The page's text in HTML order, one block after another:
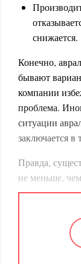
снижается.
Конечно,
бывают
компании
проблема.
ситуации
заключается в
Правда,
не меньше,
авралов?
В них не
эффективное